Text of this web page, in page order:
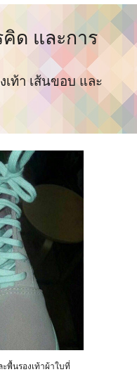
ด และการ
ท้า เส้นขอบ และ
พื้นรองเท้าผ้าใบที่